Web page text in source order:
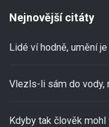
Nejnovější citáty
Lidé ví hodně, umění
Vlezls-li sám do vody,
Kdyby tak člověk mohl